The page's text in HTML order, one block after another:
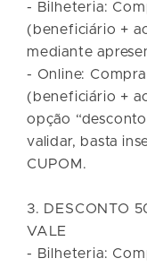
- Bilheteria:
(beneficiário +
mediante
- Online:
(beneficiário +
opção
validar, basta
CUPOM.
3. DESCONTO
VALE
- Bilheteria: